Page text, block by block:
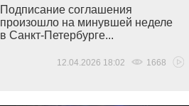
Подписание соглашения
произошло на минувшей неделе
в Санкт-Петербурге...
12.04.2026 18:02 1668